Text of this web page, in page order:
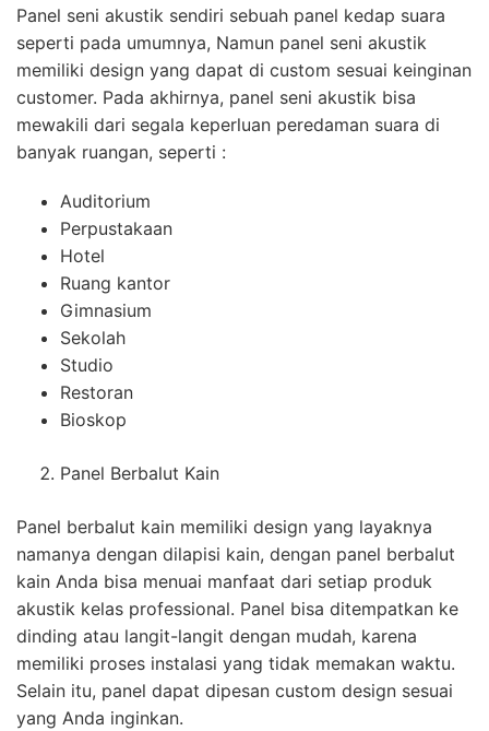
Panel seni akustik sendiri sebuah panel kedap suara
seperti pada umumnya, Namun panel seni akustik
memiliki design yang dapat di custom sesuai keinginan
customer. Pada akhirnya, panel seni akustik bisa
mewakili dari segala keperluan peredaman suara di
banyak ruangan, seperti :
Auditorium
Perpustakaan
Hotel
Ruang kantor
Gimnasium
Sekolah
Studio
Restoran
Bioskop
Panel Berbalut Kain
Panel berbalut kain memiliki design yang layaknya
namanya dengan dilapisi kain, dengan panel berbalut
kain Anda bisa menuai manfaat dari setiap produk
akustik kelas professional. Panel bisa ditempatkan ke
dinding atau langit-langit dengan mudah, karena
memiliki proses instalasi yang tidak memakan waktu.
Selain itu, panel dapat dipesan custom design sesuai
yang Anda inginkan.